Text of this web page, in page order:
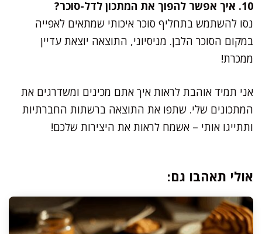
10. איך אפשר להפוך את המתכון לדל-סוכר?
נסו להשתמש בתחליף סוכר איכותי שמתאים לאפייה
במקום הסוכר הלבן. מניסיוני, התוצאה יוצאת עדיין
ממכרת!
אני תמיד אוהבת לראות איך אתם מכינים ומשדרגים את
המתכונים שלי. שתפו את התוצאה ברשתות החברתיות
ותתייגו אותי – אשמח לראות את היצירות שלכם!
אולי תאהבו גם: